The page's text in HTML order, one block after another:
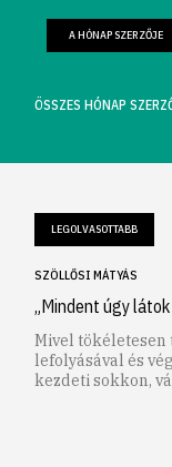
FARKAS
A HÓNAP SZERZŐJE
ÖSSZES HÓNAP
LEGOLVASOTTABB
SZÖLLŐSI MÁTYÁS
„Mindent úgy
Mivel tökéletesen
lefolyásával és
kezdeti sokkon,